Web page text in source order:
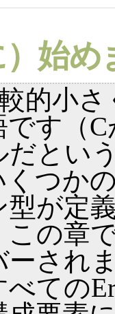
始め
的小
す（
だとい
つか
型が定
この章
ーされ
ての